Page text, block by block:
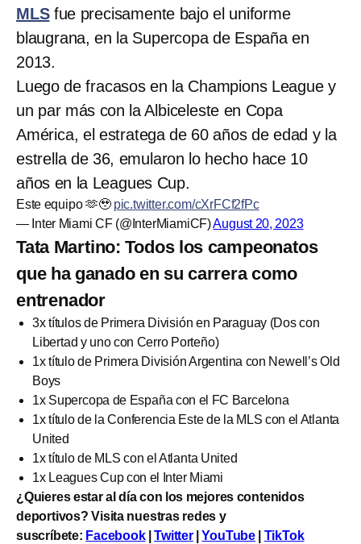
MLS fue precisamente bajo el uniforme
blaugrana, en la Supercopa de España en
2013.
Luego de fracasos en la Champions League y
un par más con la Albiceleste en Copa
América, el estratega de 60 años de edad y la
estrella de 36, emularon lo hecho hace 10
años en la Leagues Cup.
Este equipo 🫶🥹 pic.twitter.com/cXrFCf2fPc
— Inter Miami CF (@InterMiamiCF)August 20, 2023
Tata Martino: Todos los campeonatos
que ha ganado en su carrera como
entrenador
3x títulos de Primera División en Paraguay (Dos con
Libertad y uno con Cerro Porteño)
1x título de Primera División Argentina con Newell’s Old
Boys
1x Supercopa de España con el FC Barcelona
1x título de la Conferencia Este de la MLS con el Atlanta
United
1x título de MLS con el Atlanta United
1x Leagues Cup con el Inter Miami
¿Quieres estar al día con los mejores contenidos
deportivos? Visita nuestras redes y
suscríbete: Facebook|Twitter|YouTube TikTok